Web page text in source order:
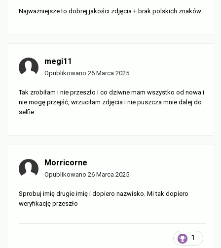
Najważniejsze to dobrej jakości zdjęcia + brak polskich znaków
megi11
Opublikowano 26 Marca 2025
Tak zrobiłam i nie przeszło i co dziwne mam wszystko od nowa i
nie mogę przejść, wrzuciłam zdjęcia i nie puszcza mnie dalej do
selfie
Morricorne
Opublikowano 26 Marca 2025
Sprobuj imię drugie imię i dopiero nazwisko. Mi tak dopiero
weryfikację przeszło
1